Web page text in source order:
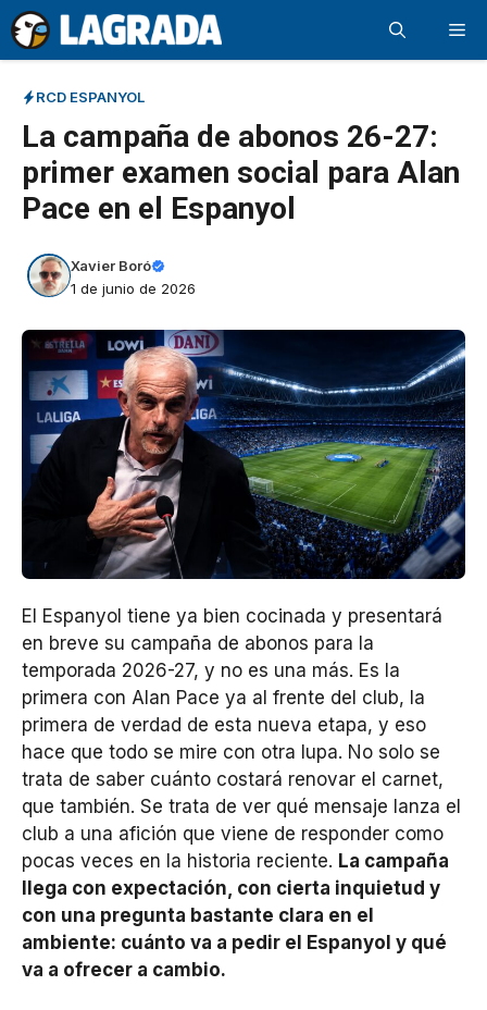
Saltar
al
contenido
RCD ESPANYOL
La campaña de abonos 26-27:
primer examen social para Alan
Pace en el Espanyol
Xavier Boró
1 de junio de 2026
El Espanyol tiene ya bien cocinada y presentará
en breve su campaña de abonos para la
temporada 2026-27, y no es una más. Es la
primera con Alan Pace ya al frente del club, la
primera de verdad de esta nueva etapa, y eso
hace que todo se mire con otra lupa. No solo se
trata de saber cuánto costará renovar el carnet,
que también. Se trata de ver qué mensaje lanza el
club a una afición que viene de responder como
pocas veces en la historia reciente. La campaña
llega con expectación, con cierta inquietud y
con una pregunta bastante clara en el
ambiente: cuánto va a pedir el Espanyol y qué
va a ofrecer a cambio.